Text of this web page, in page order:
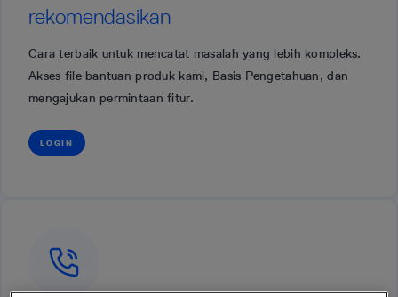
rekomendasikan
Cara terbaik untuk mencatat masalah yang lebih kompleks.
Akses file bantuan produk kami, Basis Pengetahuan, dan
mengajukan permintaan fitur.
LOGIN